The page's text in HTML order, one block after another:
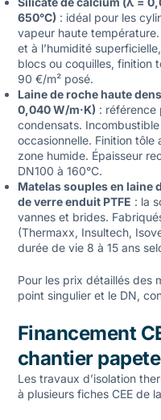
650°C) : idéal pour les
vapeur haute
et à l’humidité
blocs ou coquilles, finition
90 €/m² posé.
Laine de roche haute
0,040 W/m·K) : référence
condensats.
occasionnelle. Finition tôle
zone humide. Épaisseur
DN100 à 160°C.
Matelas souples en laine
de verre enduit PTFE : la
vannes et brides.
(Thermaxx, Insultech,
durée de vie 8 à 15 ans
Pour les prix détaillés des
point singulier et le DN,
Financement
chantier
Les travaux d’isolation
à plusieurs fiches CEE de